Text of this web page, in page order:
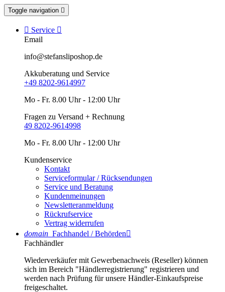
Toggle navigation 
 Service 
Email
info@stefansliposhop.de
Akkuberatung und Service
+49 8202-9614997
Mo - Fr. 8.00 Uhr - 12:00 Uhr
Fragen zu Versand + Rechnung
49 8202-9614998
Mo - Fr. 8.00 Uhr - 12:00 Uhr
Kundenservice
Kontakt
Serviceformular / Rücksendungen
Service und Beratung
Kundenmeinungen
Newsletteranmeldung
Rückrufservice
Vertrag widerrufen
domain Fachhandel / Behörden
Fachhändler
Wiederverkäufer mit Gewerbenachweis (Reseller) können
sich im Bereich "Händlerregistrierung" registrieren und
werden nach Prüfung für unsere Händler-Einkaufspreise
freigeschaltet.